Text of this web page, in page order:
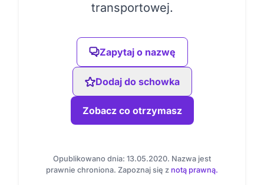
transportowej.
Zapytaj o nazwę
Dodaj do schowka
Zobacz co otrzymasz
Opublikowano dnia: 13.05.2020. Nazwa jest
prawnie chroniona. Zapoznaj się z notą prawną.